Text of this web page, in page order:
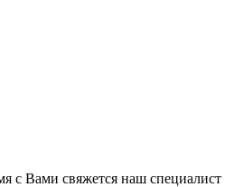
с Вами свяжется наш специалист